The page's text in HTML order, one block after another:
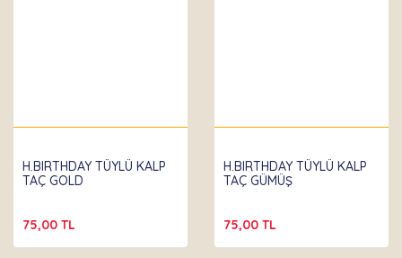
H.BIRTHDAY TÜYLÜ KALP
TAÇ GOLD
75,00 TL
H.BIRTHDAY TÜYLÜ KALP
TAÇ GÜMÜŞ
75,00 TL